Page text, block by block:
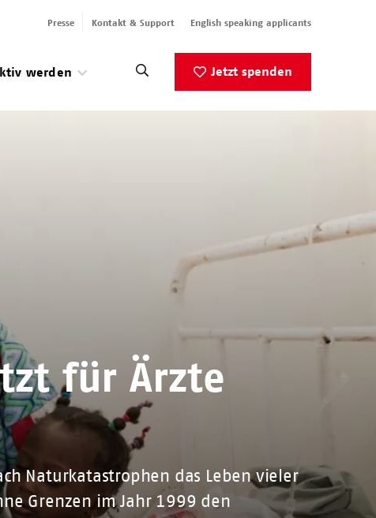
werden
Presse Kontakt & Support English speaking applicants
Jetzt spenden
für Ärzte
Naturkatastrophen das Leben vieler
Grenzen im Jahr 1999 den